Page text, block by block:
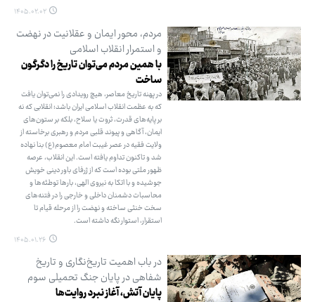
۱۴۰۵.۰۲.۰۲
مردم، محور ایمان و عقلانیت در نهضت
و استمرار انقلاب اسلامی
با همین مردم می‌توان تاریخ را دگرگون
ساخت
در پهنه تاریخ معاصر، هیچ رویدادی را نمی‌توان یافت
که به عظمت انقلاب اسلامی ایران باشد؛ انقلابی که نه
بر پایه‌های قدرت، ثروت یا سلاح، بلکه بر ستون‌های
ایمان، آگاهی و پیوند قلبی مردم و رهبری برخاسته از
ولایت فقیه در عصر غیبت امام معصوم(ع) بنا نهاده
شد و تاکنون تداوم یافته است. این انقلاب، عرصه
ظهور ملتی بوده است که از ژرفای باور دینی خویش
جوشیده و با اتکا به نیروی الهی، بارها توطئه‌ها و
محاسبات دشمنان داخلی و خارجی را در فتنه‌های
سخت خنثی ساخته و نهضت را از مرحله قیام تا
استقرار، استوار نگه داشته است.
۱۴۰۵.۰۱.۲۶
در باب اهمیت تاریخ‌نگاری و تاریخ
شفاهی در پایان جنگ تحمیلی سوم
پایان آتش، آغاز نبرد روایت‌ها